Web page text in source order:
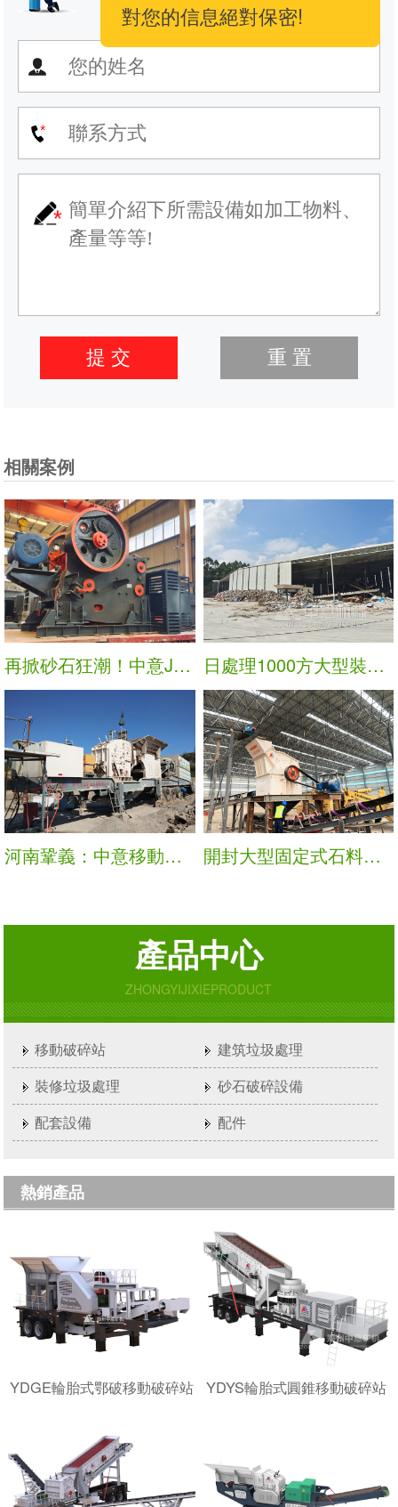
對您的信息絕對保密!
相關案例
再掀砂石狂潮！中意JC110顎式破碎機裝載發貨 日處理1000方大型裝修垃圾處置項目在廣東落成
河南鞏義：中意移動破碎站處理建筑垃圾現場 開封大型固定式石料、混凝土生產線安裝調試現場
產品中心
ZHONGYIJIXIEPRODUCT
移動破碎站
建筑垃圾處理
裝修垃圾處理
砂石破碎設備
配套設備
配件
熱銷產品
YDGE輪胎式鄂破移動破碎站 YDYS輪胎式圓錐移動破碎站